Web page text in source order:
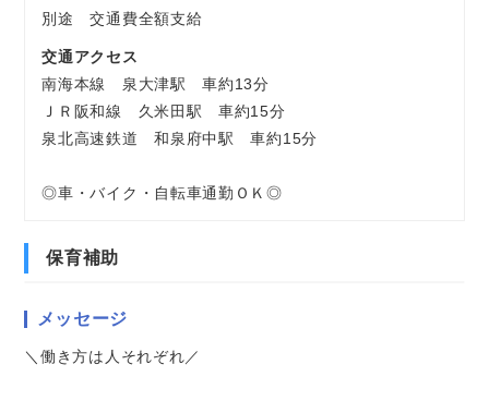
別途 交通費全額支給
交通アクセス
南海本線 泉大津駅 車約13分
ＪＲ阪和線 久米田駅 車約15分
泉北高速鉄道 和泉府中駅 車約15分
◎車・バイク・自転車通勤ＯＫ◎
保育補助
メッセージ
＼働き方は人それぞれ／